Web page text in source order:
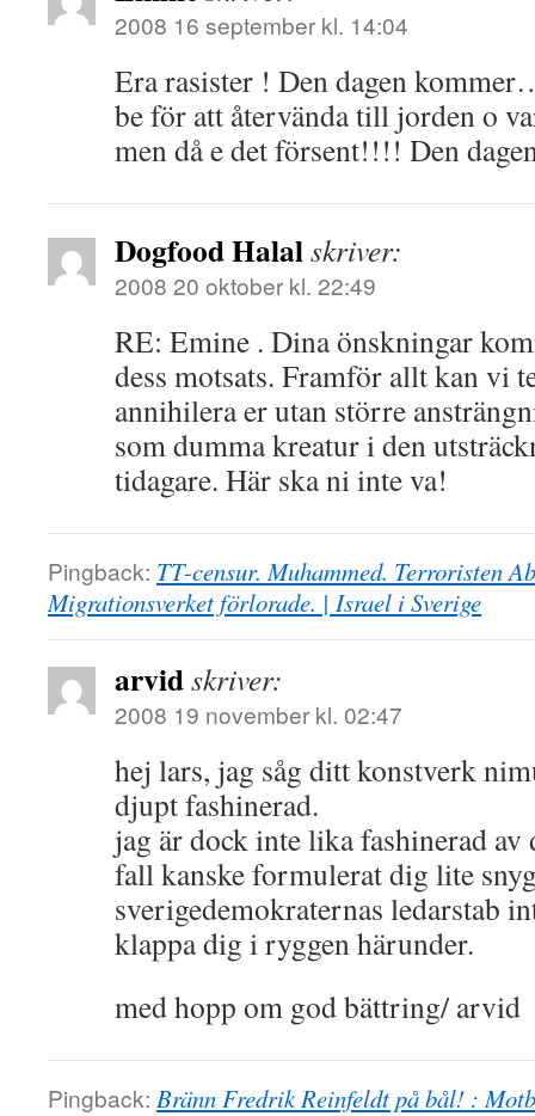
2008 16 september kl. 14:04
Era rasister ! Den dagen
be för att återvända till jorden o
men då e det försent!!!! Den
Dogfood Halalskriver:
2008 20 oktober kl. 22:49
RE: Emine . Dina önskningar
dess motsats. Framför allt kan vi
annihilera er utan större
som dumma kreatur i den
tidagare. Här ska ni inte va!
Pingback: TT-censur. Muhammed. Terroristen
Migrationsverket förlorade. | Israel i Sverige
arvidskriver:
2008 19 november kl. 02:47
hej lars, jag såg ditt konstverk
djupt fashinerad.
jag är dock inte lika fashinerad
fall kanske formulerat dig lite
sverigedemokraternas ledarstab
klappa dig i ryggen härunder.
med hopp om god bättring/ arvid
Pingback: Bränn Fredrik Reinfeldt på bål! :